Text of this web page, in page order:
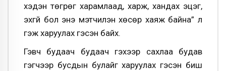
хэдэн төгрөг харамлаад, харж, хандах эцэг,
эхгүй бол энэ мэтчилэн хөсөр хаяж байна” л
гэж харуулах гэсэн байх.
Гэвч будаач будаач гэхээр сахлаа будав
гэгчээр бусдын булайг харуулах гэсэн биш